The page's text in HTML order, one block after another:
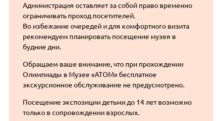
Администрация оставляет за собой право временно
ограничивать проход посетителей.
Во избежание очередей и для комфортного визита
рекомендуем планировать посещение музея в
будние дни.
Обращаем ваше внимание, что при прохождении
Олимпиады в Музее «АТОМ» бесплатное
экскурсионное обслуживание не предусмотрено.
Посещение экспозиции детьми до 14 лет возможно
только в сопровождении взрослых.